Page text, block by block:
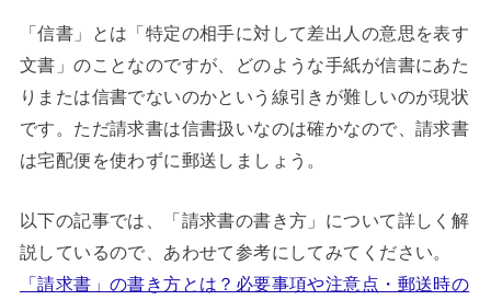
「信書」とは「特定の相手に対して差出人の意思を表す
文書」のことなのですが、どのような手紙が信書にあた
りまたは信書でないのかという線引きが難しいのが現状
です。ただ請求書は信書扱いなのは確かなので、請求書
は宅配便を使わずに郵送しましょう。
以下の記事では、「請求書の書き方」について詳しく解
説しているので、あわせて参考にしてみてください。
「請求書」の書き方とは？必要事項や注意点・郵送時の